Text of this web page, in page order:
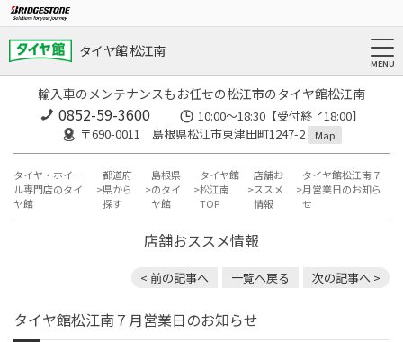
タイヤ館 松江南
輸入車のメンテナンスもお任せの松江市のタイヤ館松江南
0852-59-3600
10:00～18:30【受付終了18:00】
〒690-0011 島根県松江市東津田町1247-2
Map
タイヤ・ホイー
ル専門店のタイ
ヤ館
都道府
県から
探す
島根県
のタイ
ヤ館
タイヤ館
松江南
TOP
店舗お
ススメ
情報
タイヤ館松江南７
月営業日のお知ら
せ
店舗おススメ情報
< 前の記事へ 一覧へ戻る 次の記事へ >
タイヤ館松江南７月営業日のお知らせ